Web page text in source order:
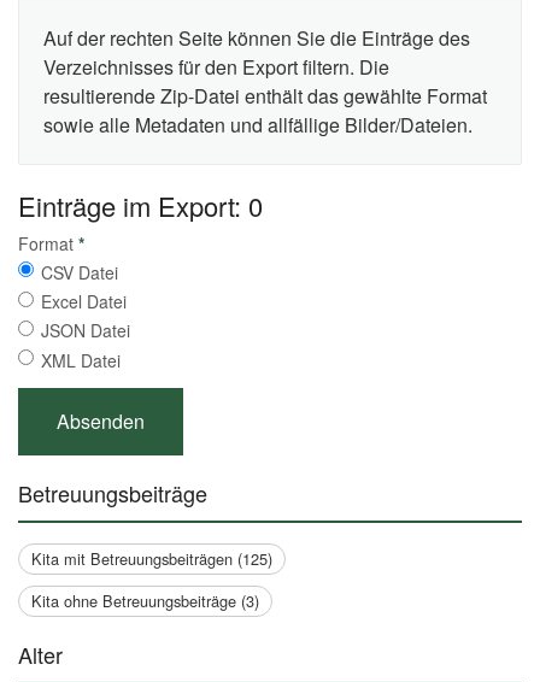
Auf der rechten Seite können Sie die Einträge des
Verzeichnisses für den Export filtern. Die
resultierende Zip-Datei enthält das gewählte Format
sowie alle Metadaten und allfällige Bilder/Dateien.
Einträge im Export: 0
Format *
CSV Datei
Excel Datei
JSON Datei
XML Datei
Betreuungsbeiträge
Kita mit Betreuungsbeiträgen (125)
Kita ohne Betreuungsbeiträge (3)
Alter